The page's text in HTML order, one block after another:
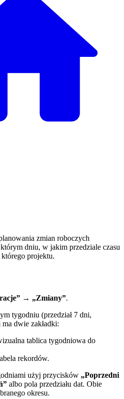
zmian roboczych
dniu, w jakim przedziale czasu
projektu.
→ „Zmiany”.
tygodniu (przedział 7 dni,
dwie zakładki:
tablica tygodniowa do
rekordów.
użyj przycisków „Poprzedni
albo pola przedziału dat. Obie
okresu.